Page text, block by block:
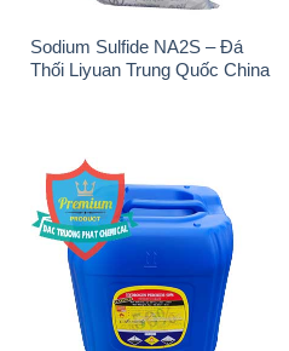
Sodium Sulfide NA2S – Đá
Thối Liyuan Trung Quốc China